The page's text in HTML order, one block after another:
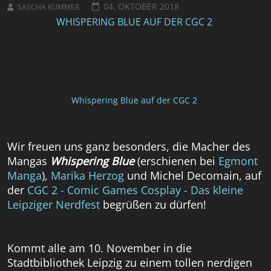
SASCHA KUMMER 04. OKTOBER 2018
WHISPERING BLUE AUF DER CGC 2
Whispering Blue auf der CGC 2
Wir freuen uns ganz besonders, die Macher des
Mangas Whispering Blue(erschienen bei Egmont
Manga), Marika Herzog und Michel Decomain, auf
der CGC 2 - Comic Games Cosplay - Das kleine
Leipziger Nerdfest begrüßen zu dürfen!
Kommt alle am 10. November in die
Stadtbibliothek Leipzig zu einem tollen nerdigen